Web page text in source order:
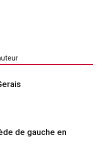
de gauche en